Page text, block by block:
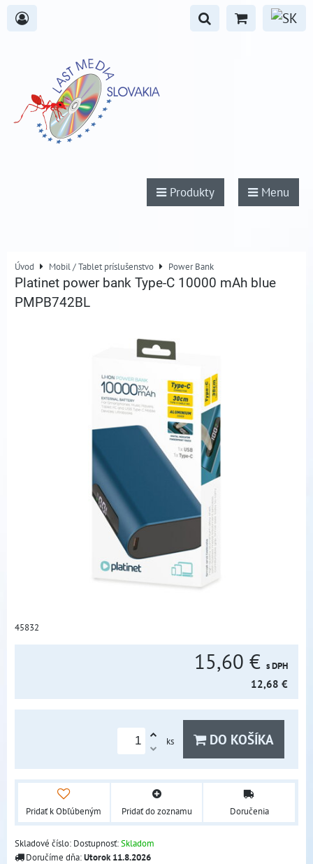
Produkty Menu
Úvod Mobil / Tablet príslušenstvo Power Bank
Platinet power bank Type-C 10000 mAh blue
PMPB742BL
45832
15,60 € s DPH
12,68 €
ks DO KOŠÍKA
Pridať k Obľúbeným Pridať do zoznamu Doručenia
Skladové číslo: Dostupnosť:Skladom
Doručíme dňa:Utorok11.8.2026